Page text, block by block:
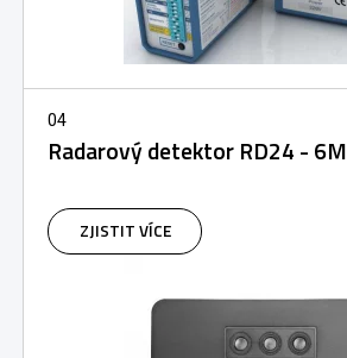
04
Radarový detektor RD24 - 6M
ZJISTIT VÍCE